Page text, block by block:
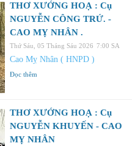
THƠ XƯỚNG HOẠ : Cụ
NGUYỄN CÔNG TRỨ. -
CAO MỴ NHÂN .
Thứ Sáu, 05 Tháng Sáu 2026 7:00 SA
Cao Mỵ Nhân ( HNPD )
Đọc thêm
THƠ XƯỚNG HOẠ : Cụ
NGUYỄN KHUYẾN - CAO
MỴ NHÂN